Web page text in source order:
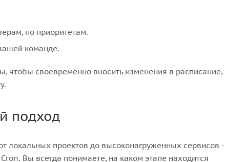
по приоритетам.
команде.
своевременно вносить изменения в расписание,
подход
проектов до высоконагруженных сервисов -
Вы всегда понимаете, на каком этапе находится